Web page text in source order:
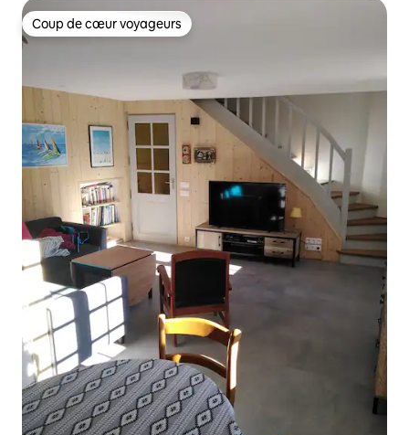
Coup de cœur voyageurs
Coup de cœur voyageurs